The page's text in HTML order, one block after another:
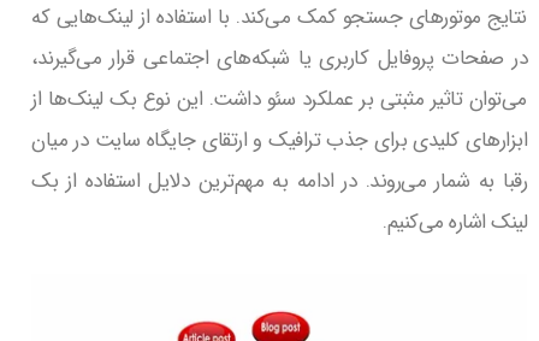
نتایج موتورهای جستجو کمک می‌کند. با استفاده از لینک‌هایی که
در صفحات پروفایل کاربری یا شبکه‌های اجتماعی قرار می‌گیرند،
می‌توان تاثیر مثبتی بر عملکرد سئو داشت. این نوع بک لینک‌ها از
ابزارهای کلیدی برای جذب ترافیک و ارتقای جایگاه سایت در میان
رقبا به شمار می‌روند. در ادامه به مهم‌ترین دلایل استفاده از بک
لینک اشاره می‌کنیم.